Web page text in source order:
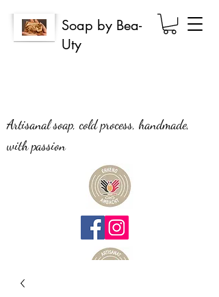
Soap by Bea-
Uty
Artisanal soap, cold process, handmade,
with passion